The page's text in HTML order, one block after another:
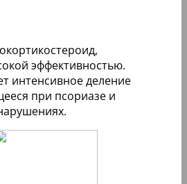
эффективностью.
интенсивное деление
при псориазе и